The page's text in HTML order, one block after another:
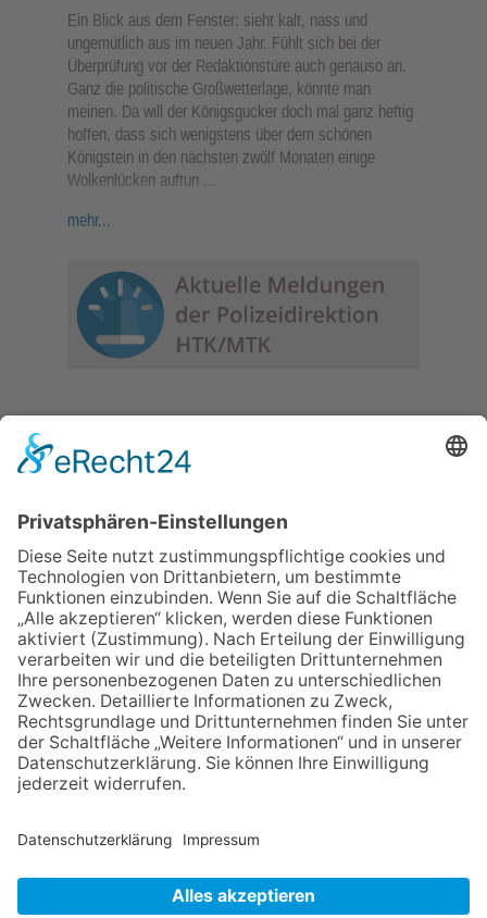
Ein Blick aus dem Fenster: sieht kalt, nass und
ungemütlich aus im neuen Jahr. Fühlt sich bei der
Überprüfung vor der Redaktionstüre auch genauso an.
Ganz die politische Großwetterlage, könnte man
meinen. Da will der Königsgucker doch mal ganz heftig
hoffen, dass sich wenigstens über dem schönen
Königstein in den nächsten zwölf Monaten einige
Wolkenlücken auftun ...
mehr...
NACH OBEN